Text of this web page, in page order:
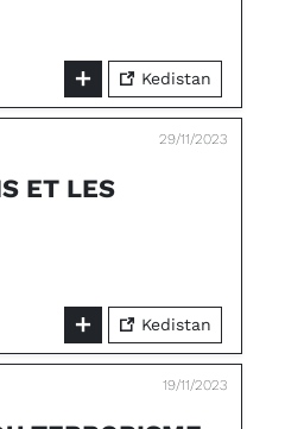
Kedistan
29/11/2023
ET LES
Kedistan
19/11/2023